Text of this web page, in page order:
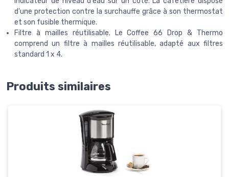
d'une protection contre la surchauffe grâce à son thermostat
et son fusible thermique.
Filtre à mailles réutilisable. Le Coffee 66 Drop & Thermo
comprend un filtre à mailles réutilisable, adapté aux filtres
standard 1 x 4.
Produits similaires